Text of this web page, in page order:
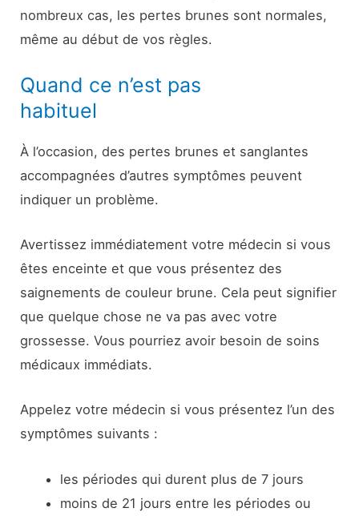
nombreux cas, les pertes brunes sont normales,
même au début de vos règles.
Quand ce n’est pas
habituel
À l’occasion, des pertes brunes et sanglantes
accompagnées d’autres symptômes peuvent
indiquer un problème.
Avertissez immédiatement votre médecin si vous
êtes enceinte et que vous présentez des
saignements de couleur brune. Cela peut signifier
que quelque chose ne va pas avec votre
grossesse. Vous pourriez avoir besoin de soins
médicaux immédiats.
Appelez votre médecin si vous présentez l’un des
symptômes suivants :
les périodes qui durent plus de 7 jours
moins de 21 jours entre les périodes ou